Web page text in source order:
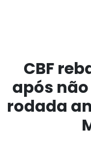
CBF
após
rodada